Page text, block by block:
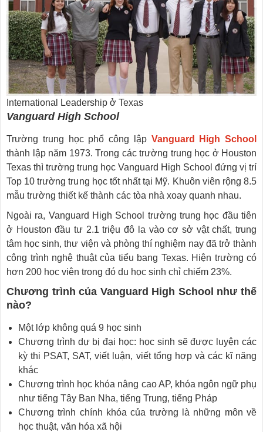
International Leadership ở Texas
Vanguard High School
Trường trung học phổ công lập Vanguard High School
thành lập năm 1973. Trong các trường trung học ở Houston
Texas thì trường trung học Vanguard High School đứng vị trí
Top 10 trường trung học tốt nhất tại Mỹ. Khuôn viên rộng 8.5
mẫu trường thiết kế thành các tòa nhà xoay quanh nhau.
Ngoài ra, Vanguard High School trường trung học đầu tiên
ở Houston đầu tư 2.1 triệu đô la vào cơ sở vật chất, trung
tâm học sinh, thư viện và phòng thí nghiệm nay đã trở thành
công trình nghệ thuật của tiểu bang Texas. Hiện trường có
hơn 200 học viên trong đó du học sinh chỉ chiếm 23%.
Chương trình của Vanguard High School như thế
nào?
Một lớp không quá 9 học sinh
Chương trình dự bị đại học: học sinh sẽ được luyện các
kỳ thi PSAT, SAT, viết luận, viết tổng hợp và các kĩ năng
khác
Chương trình học khóa nâng cao AP, khóa ngôn ngữ phụ
như tiếng Tây Ban Nha, tiếng Trung, tiếng Pháp
Chương trình chính khóa của trường là những môn về
học thuật, văn hóa xã hội